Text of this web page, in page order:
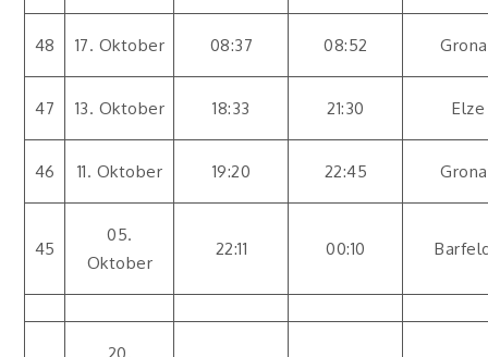
48 17. Oktober 08:37 08:52
47 13. Oktober 18:33 21:30 Elze
46 11. Oktober 19:20 22:45
45
05.
Oktober
22:11 00:10
20.